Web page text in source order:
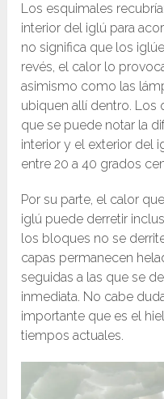
Los esquimales
interior del iglú para
no significa que los
revés, el calor lo
asimismo como las
ubiquen allí dentro. Los
que se puede notar la
interior y el exterior del
entre 20 a 40 grados
Por su parte, el calor
iglú puede derretir
los bloques no se
capas permanecen
seguidas a las que se
inmediata. No cabe
importante que es el
tiempos actuales.